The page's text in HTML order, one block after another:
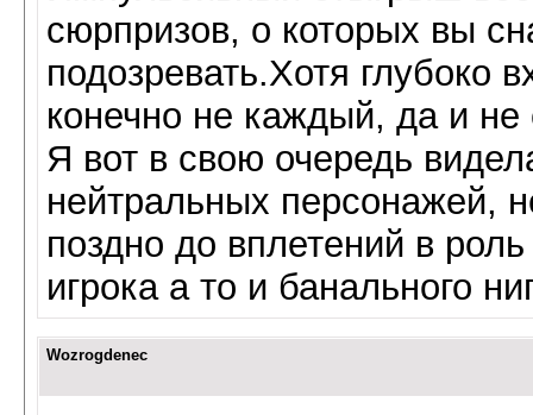
сюрпризов, о которых вы
подозревать.Хотя глубоко
конечно не каждый, да и не
Я вот в свою очередь
нейтральных персонажей,
поздно до вплетений в
игрока а то и банального
Wozrogdenec